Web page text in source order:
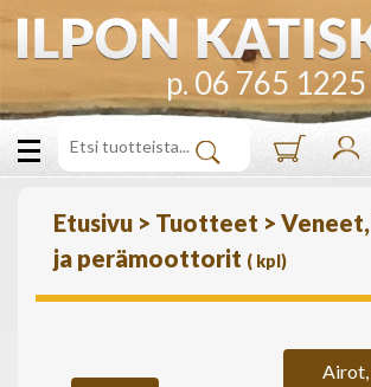
p. 06 765 1225
Etusivu > Tuotteet >
ja perämoottorit ( kpl)
Airot,